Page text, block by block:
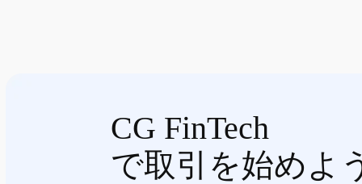
CG FinTech
で取引を始めよ